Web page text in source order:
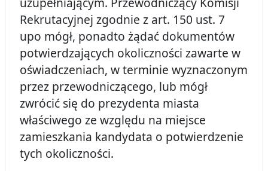
Rekrutacyjnej zgodnie z art. 150 ust. 7
upo mógł, ponadto żądać dokumentów
potwierdzających okoliczności zawarte w
oświadczeniach, w terminie wyznaczonym
przez przewodniczącego, lub mógł
zwrócić się do prezydenta miasta
właściwego ze względu na miejsce
zamieszkania kandydata o potwierdzenie
tych okoliczności.